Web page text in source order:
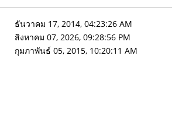
ธันวาคม 17, 2014, 04:23:26 AM
สิงหาคม 07, 2026, 09:28:56 PM
กุมภาพันธ์ 05, 2015, 10:20:11 AM